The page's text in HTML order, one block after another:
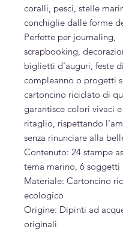
coralli, pesci, stelle
conchiglie dalle forme
Perfette per journaling,
scrapbooking,
biglietti d'auguri, feste di
compleanno o progetti
cartoncino riciclato di
garantisce colori vivaci
ritaglio, rispettando
senza rinunciare alla
Contenuto: 24 stampe
tema marino, 6 soggetti
Materiale: Cartoncino
ecologico
Origine: Dipinti ad
originali